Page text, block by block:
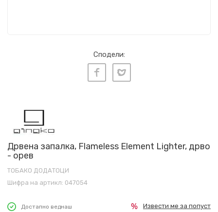
Сподели:
Дрвена запалка, Flameless Element Lighter, дрво
- орев
ТОБАКО ДОДАТОЦИ
Шифра на артикл: 047054
Достапно веднаш Извести ме за попуст